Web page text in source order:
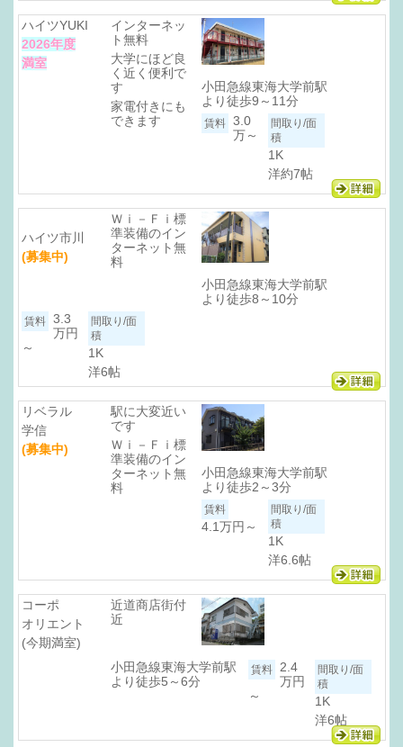
ハイツYUKI
2026年度
満室
インターネッ
ト無料
大学にほど良
く近く便利で
す
家電付きにも
できます
小田急線東海大学前駅
より徒歩9～11分
3.0
万～
1K
洋約7帖
ハイツ市川
(募集中)
Ｗｉ－Ｆｉ標
準装備のイン
ターネット無
料
小田急線東海大学前駅
より徒歩8～10分
3.3
万円
～
1K
洋6帖
リベラル
学信
(募集中)
駅に大変近い
です
Ｗｉ－Ｆｉ標
準装備のイン
ターネット無
料
小田急線東海大学前駅
より徒歩2～3分
4.1万円～
1K
洋6.6帖
コーポ
オリエント
(今期満室)
近道商店街付
近
小田急線東海大学前駅
より徒歩5～6分
2.4
万円
～
1K
洋6帖